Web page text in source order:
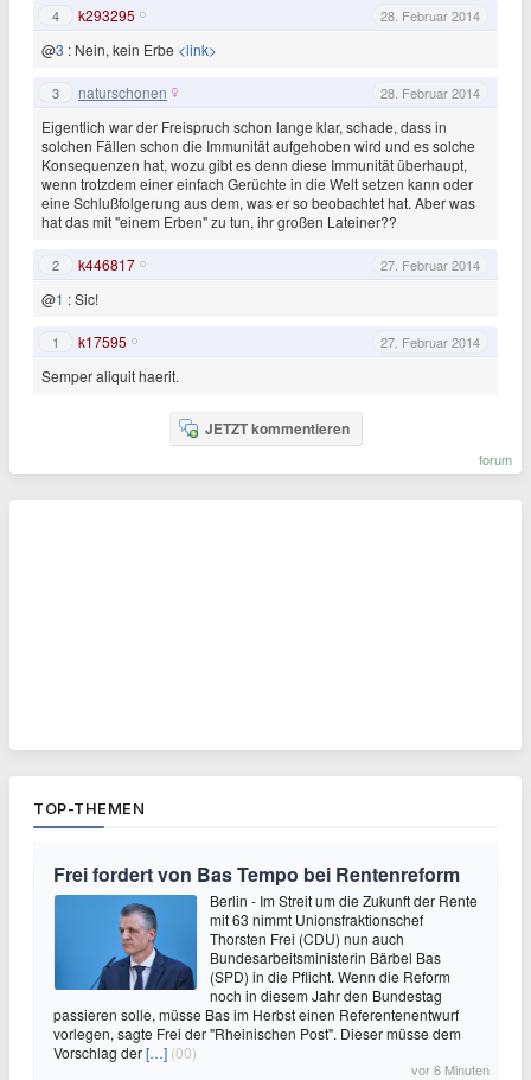
4 k293295 28. Februar 2014
@3 : Nein, kein Erbe <link>
3 naturschonen 28. Februar 2014
Eigentlich war der Freispruch schon lange klar, schade, dass in
solchen Fällen schon die Immunität aufgehoben wird und es solche
Konsequenzen hat, wozu gibt es denn diese Immunität überhaupt,
wenn trotzdem einer einfach Gerüchte in die Welt setzen kann oder
eine Schlußfolgerung aus dem, was er so beobachtet hat. Aber was
hat das mit "einem Erben" zu tun, ihr großen Lateiner??
2 k446817 27. Februar 2014
@1 : Sic!
1 k17595 27. Februar 2014
Semper aliquit haerit.
JETZT kommentieren
forum
TOP-THEMEN
Frei fordert von Bas Tempo bei Rentenreform
Berlin - Im Streit um die Zukunft der Rente
mit 63 nimmt Unionsfraktionschef
Thorsten Frei (CDU) nun auch
Bundesarbeitsministerin Bärbel Bas
(SPD) in die Pflicht. Wenn die Reform
noch in diesem Jahr den Bundestag
passieren solle, müsse Bas im Herbst einen Referentenentwurf
vorlegen, sagte Frei der "Rheinischen Post". Dieser müsse dem
Vorschlag der[…] (00)
vor 6 Minuten